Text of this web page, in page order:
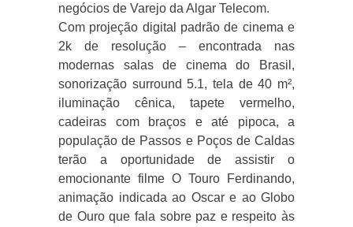
negócios de Varejo da Algar Telecom.
Com projeção digital padrão de cinema e
2k de resolução – encontrada nas
modernas salas de cinema do Brasil,
sonorização surround 5.1, tela de 40 m²,
iluminação cênica, tapete vermelho,
cadeiras com braços e até pipoca, a
população de Passos e Poços de Caldas
terão a oportunidade de assistir o
emocionante filme O Touro Ferdinando,
animação indicada ao Oscar e ao Globo
de Ouro que fala sobre paz e respeito às